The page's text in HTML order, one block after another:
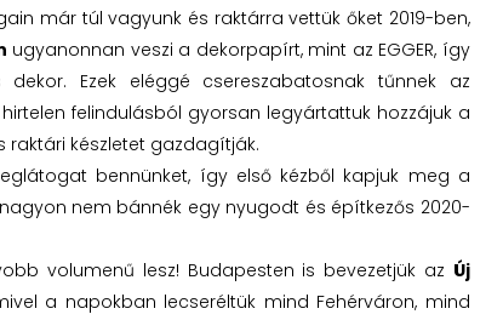
már túl vagyunk és raktárra vettük őket 2019-ben,
ugyanonnan veszi a dekorpapírt, mint az EGGER, így
Ezek eléggé csereszabatosnak tűnnek az
felindulásból gyorsan legyártattuk hozzájuk a
raktári készletet gazdagítják.
bennünket, így első kézből kapjuk meg a
nem bánnék egy nyugodt és építkezős 2020-
volumenű lesz! Budapesten is bevezetjük az Új
a napokban lecseréltük mind Fehérváron, mind